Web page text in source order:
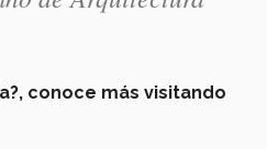
conoce más visitando